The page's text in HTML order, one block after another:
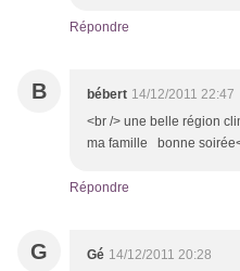
Répondre
B bébert 14/12/2011 22:47
<br /> une belle région
ma famille bonne
Répondre
G Gé 14/12/2011 20:28